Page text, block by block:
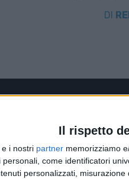
Il rispetto
e i nostri partner memorizziamo
personali, come identificatori
personalizzati,
DI